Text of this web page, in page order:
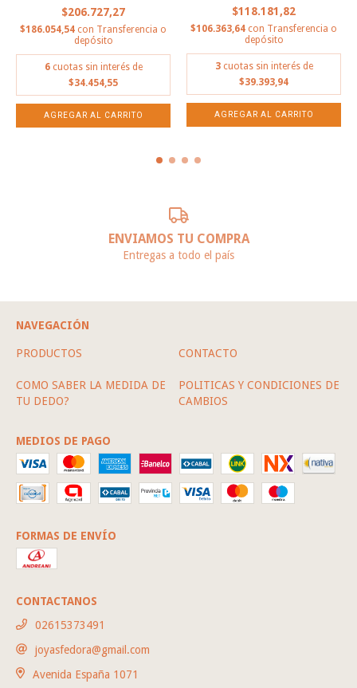
$206.727,27
$186.054,54 con Transferencia o
depósito
6 cuotas sin interés de
$34.454,55
$118.181,82
$106.363,64 con Transferencia o
depósito
3 cuotas sin interés de
$39.393,94
ENVIAMOS TU COMPRA
Entregas a todo el país
NAVEGACIÓN
PRODUCTOS CONTACTO
COMO SABER LA MEDIDA DE
TU DEDO?
POLITICAS Y CONDICIONES DE
CAMBIOS
MEDIOS DE PAGO
FORMAS DE ENVÍO
CONTACTANOS
02615373491
joyasfedora@gmail.com
Avenida España 1071